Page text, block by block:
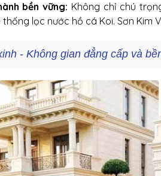
bền vững: Không chỉ chú
lọc nước hồ cá Koi. Sơn Kim
- Không gian đẳng cấp và